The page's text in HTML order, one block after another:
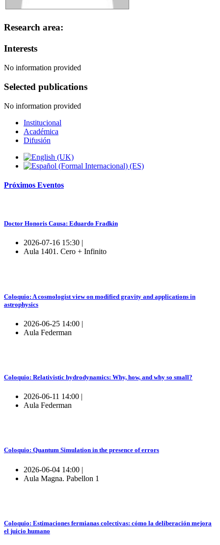
Research area:
Interests
No information provided
Selected publications
No information provided
Institucional
Académica
Difusión
Próximos Eventos
Doctor Honoris Causa: Eduardo Fradkin
2026-07-16 15:30 |
Aula 1401. Cero + Infinito
Coloquio: A cosmologist view on modified gravity and applications in
astrophysics
2026-06-25 14:00 |
Aula Federman
Coloquio: Relativistic hydrodynamics: Why, how, and why so small?
2026-06-11 14:00 |
Aula Federman
Coloquio: Quantum Simulation in the presence of errors
2026-06-04 14:00 |
Aula Magna. Pabellon 1
Coloquio: Estimaciones fermianas colectivas: cómo la deliberación mejora
el juicio humano